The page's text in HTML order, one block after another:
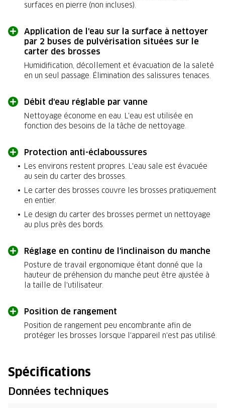
surfaces en pierre (non incluses).
Application de l'eau sur la surface à nettoyer
par 2 buses de pulvérisation situées sur le
carter des brosses
Humidification, décollement et évacuation de la saleté
en un seul passage. Élimination des salissures tenaces.
Débit d'eau réglable par vanne
Nettoyage économe en eau. L'eau est utilisée en
fonction des besoins de la tâche de nettoyage.
Protection anti-éclaboussures
Les environs restent propres. L'eau sale est évacuée
au sein du carter des brosses.
Le carter des brosses couvre les brosses pratiquement
en entier.
Le design du carter des brosses permet un nettoyage
au plus près des bords.
Réglage en continu de l'inclinaison du manche
Posture de travail ergonomique étant donné que la
hauteur de préhension du manche peut être ajustée à
la taille de l'utilisateur.
Position de rangement
Position de rangement peu encombrante afin de
protéger les brosses lorsque l'appareil n'est pas utilisé.
Spécifications
Données techniques